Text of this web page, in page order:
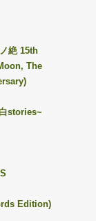
絶 15th
The
stories~
Edition)